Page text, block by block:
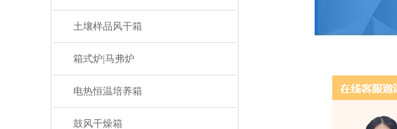
土壤样品风干箱
箱式炉|马弗炉
电热恒温培养箱
鼓风干燥箱